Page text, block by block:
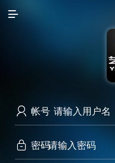

 帐号
 密码